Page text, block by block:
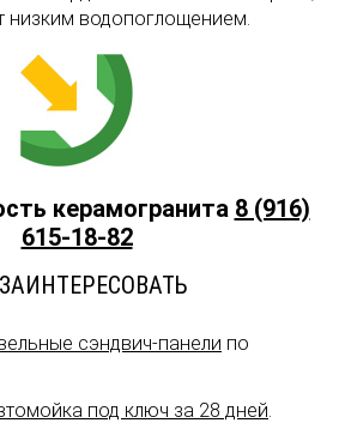
низким водопоглощением.
керамогранита 8 (916)
615-18-82
сэндвич-панели по
под ключ за 28 дней.